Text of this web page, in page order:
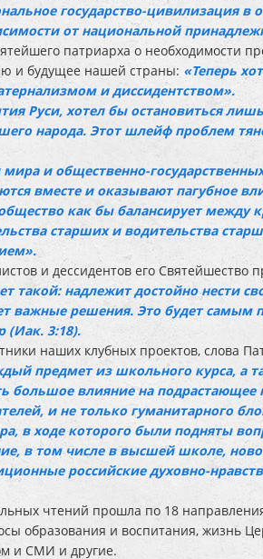
государство-цивилизация в
от национальной
патриарха о необходимости
и будущее нашей страны: «Теперь
и диссидентством».
Руси, хотел бы остановиться
народа. Этот шлейф проблем
и общественно-
вместе и оказывают пагубное
как бы балансирует между
старших и водительства
и дессидентов его
такой: надлежит достойно нести
важные решения. Это будет
(Иак. 3:18).
наших клубных проектов, слова
предмет из школьного курса, а
большое влияние на подрастающее
и не только гуманитарного
в ходе которого были подняты
в том числе в высшей школе,
российские духовно-
чтений прошла по 18
образования и воспитания, жизнь
и СМИ и другие.